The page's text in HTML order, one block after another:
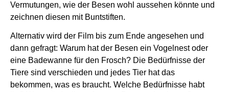
Vermutungen, wie der Besen wohl aussehen könnte und
zeichnen diesen mit Buntstiften.
Alternativ wird der Film bis zum Ende angesehen und
dann gefragt: Warum hat der Besen ein Vogelnest oder
eine Badewanne für den Frosch? Die Bedürfnisse der
Tiere sind verschieden und jedes Tier hat das
bekommen, was es braucht. Welche Bedürfnisse habt